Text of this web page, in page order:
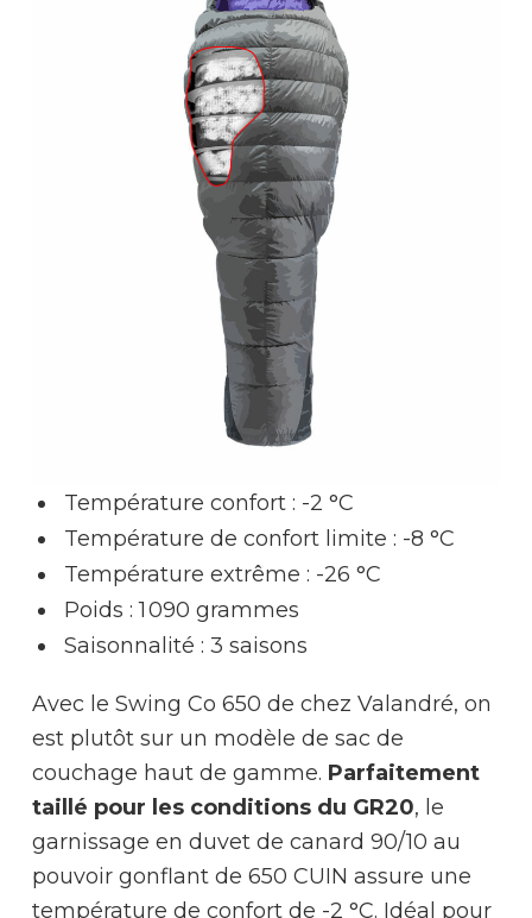
Température confort : -2 °C
Température de confort limite : -8 °C
Température extrême : -26 °C
Poids : 1 090 grammes
Saisonnalité : 3 saisons
Avec le Swing Co 650 de chez Valandré, on
est plutôt sur un modèle de sac de
couchage haut de gamme. Parfaitement
taillé pour les conditions du GR20, le
garnissage en duvet de canard 90/10 au
pouvoir gonflant de 650 CUIN assure une
température de confort de -2 °C. Idéal pour